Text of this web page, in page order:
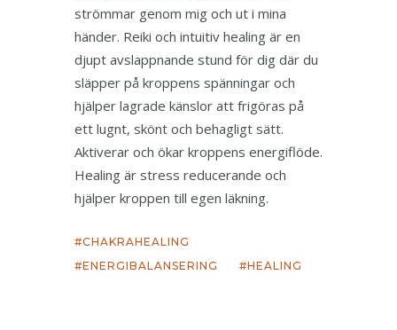
strömmar genom mig och ut i mina
händer. Reiki och intuitiv healing är en
djupt avslappnande stund för dig där du
släpper på kroppens spänningar och
hjälper lagrade känslor att frigöras på
ett lugnt, skönt och behagligt sätt.
Aktiverar och ökar kroppens energiflöde.
Healing är stress reducerande och
hjälper kroppen till egen läkning.
CHAKRAHEALING
ENERGIBALANSERING
HEALING